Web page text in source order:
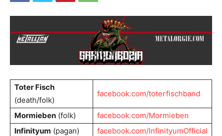
Toter Fisch
(death/folk)
facebook.com/toterfischband
Mormieben (folk)
facebook.com/Mormieben
Infinityum (pagan) facebook.com/InfinityumOfficial